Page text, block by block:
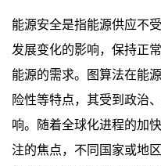
能源安全是指能源供应不
发展变化的影响，保持正
能源的需求。图算法在能
险性等特点，其受到政治
响。随着全球化进程的加
注的焦点，不同国家或地